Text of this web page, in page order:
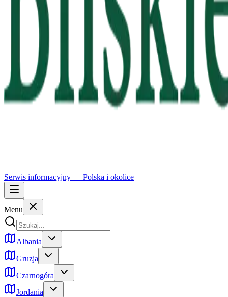
Serwis informacyjny — Polska i okolice
Menu
Albania
Gruzja
Czarnogóra
Jordania